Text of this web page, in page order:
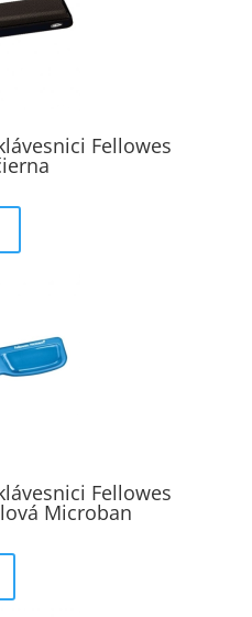
Fellowes
Fellowes
Microban